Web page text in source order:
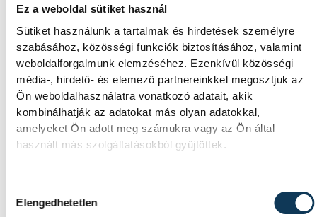
Ez a weboldal sütiket használ
Sütiket használunk a tartalmak és hirdetések személyre
szabásához, közösségi funkciók biztosításához, valamint
weboldalforgalmunk elemzéséhez. Ezenkívül közösségi
média-, hirdető- és elemező partnereinkkel megosztjuk az
Ön weboldalhasználatra vonatkozó adatait, akik
kombinálhatják az adatokat más olyan adatokkal,
amelyeket Ön adott meg számukra vagy az Ön által
használt más szolgáltatásokból gyűjtöttek.
Elengedhetetlen
paksi erőműnél tett keddi látogatása
során.
Játék közben fedezik fel a
tudomány világát a
veszprémi gyerekek
sok-sok élmény várja a gyerekeket a
veszprémi Tinker Labsben. Videónkban
Balassa Marietta, a központ vezetője